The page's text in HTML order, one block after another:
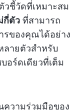
วชี้วัดที่เหมาะสม
กี่ตัว ที่สามารถ
รของคุณได้อย่าง
ลายตัวสำหรับ
อร์ดเดียวที่เต็ม
ความร่วมมือของ